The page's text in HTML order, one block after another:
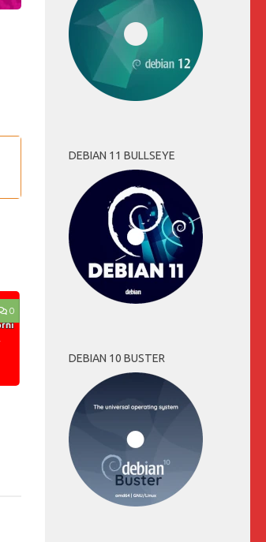
0
DEBIAN 11 BULLSEYE
DEBIAN 10 BUSTER